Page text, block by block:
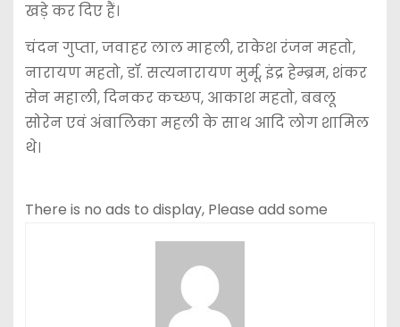
खड़े कर दिए हैं।
चंदन गुप्ता, जवाहर लाल माहली, राकेश रंजन महतो,
नारायण महतो, डॉ. सत्यनारायण मुर्मू, इंद्र हेम्ब्रम, शंकर
सेन महाली, दिनकर कच्छप, आकाश महतो, बबलू
सोरेन एवं अंबालिका महली के साथ आदि लोग शामिल
थे।
There is no ads to display, Please add some